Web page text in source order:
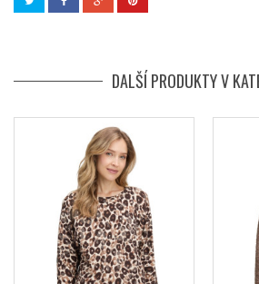
DALŠÍ PRODUKTY V